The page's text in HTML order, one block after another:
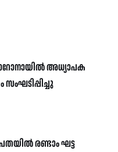
അധ്യാപക
സംഘടിപ്പിച്ചു
രണ്ടാം ഘട്ട